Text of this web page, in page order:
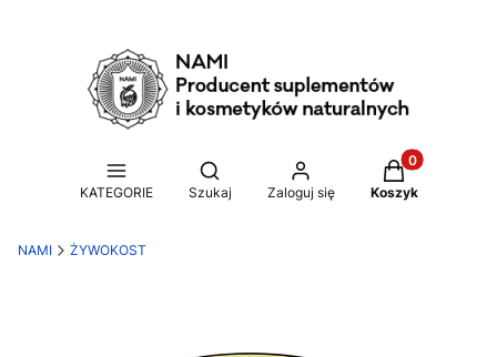
KATEGORIE
Otwórz wyszukiwarkę
Szukaj Zaloguj się
Produkty w
Koszyk
NAMI ŻYWOKOST